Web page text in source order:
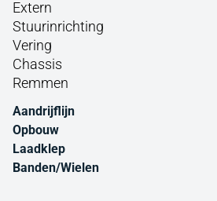
Extern
Stuurinrichting
Vering
Chassis
Remmen
Aandrijflijn
Opbouw
Laadklep
Banden/Wielen